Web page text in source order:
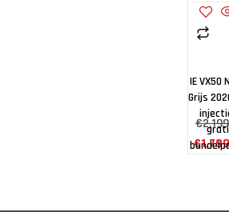
IE VX50
Grijs
€
€